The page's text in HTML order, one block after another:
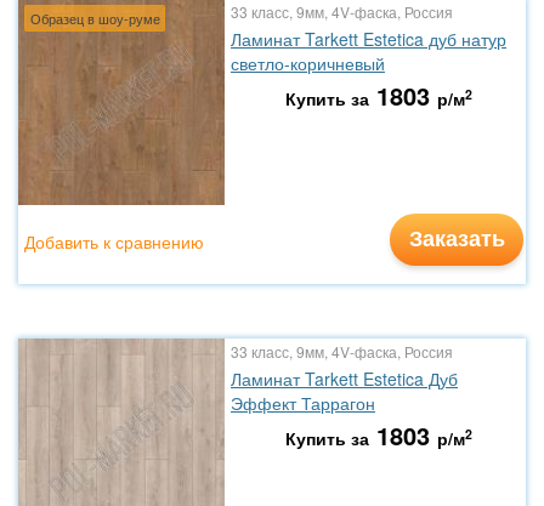
Образец в шоу-руме 33 класс, 9мм, 4V-фаска, Россия
Ламинат Tarkett Estetica дуб натур
светло-коричневый
Купить за 1803 р/м2
Заказать
Добавить к сравнению
33 класс, 9мм, 4V-фаска, Россия
Ламинат Tarkett Estetica Дуб
Эффект Таррагон
Купить за 1803 р/м2